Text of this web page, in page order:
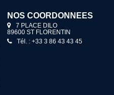
NOS COORDONNÉES
7 PLACE DILO
89600 ST FLORENTIN
Tél. : +33 3 86 43 43 45